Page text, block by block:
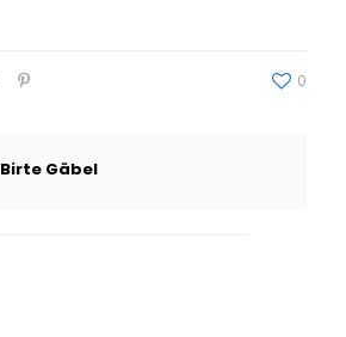
0
Birte Gäbel